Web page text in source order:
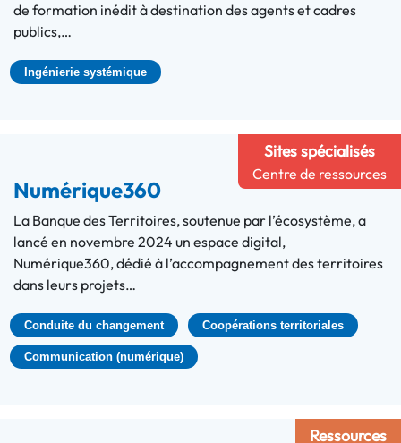
de formation inédit à destination des agents et cadres
publics,…
Ingénierie systémique
Sites spécialisés
Centre de ressources
Numérique360
La Banque des Territoires, soutenue par l’écosystème, a
lancé en novembre 2024 un espace digital,
Numérique360, dédié à l’accompagnement des territoires
dans leurs projets…
Conduite du changement Coopérations territoriales
Communication (numérique)
Ressources